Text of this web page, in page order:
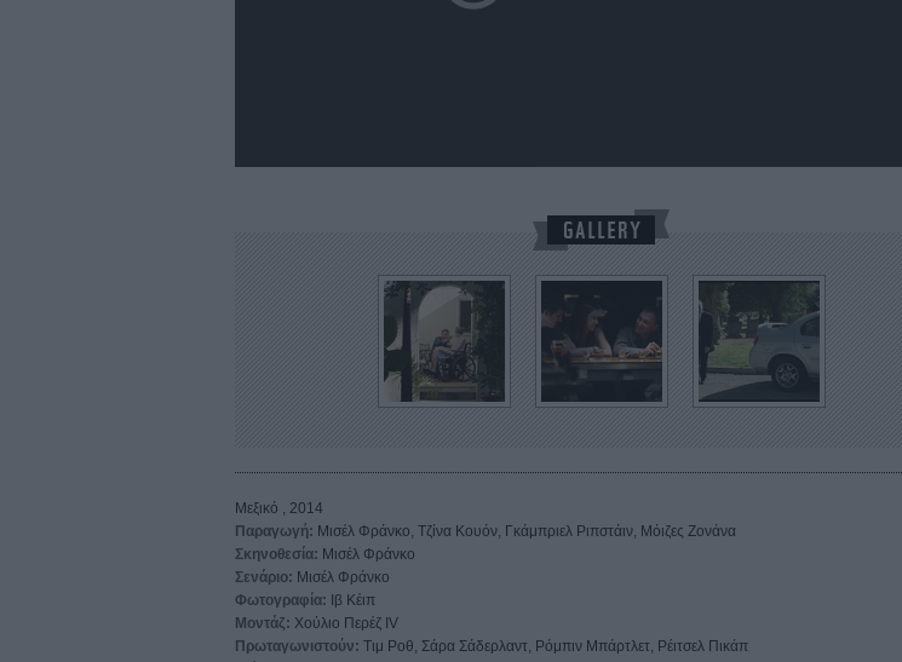
Μεξικό , 2014
Παραγωγή: Μισέλ Φράνκο, Τζίνα Κουόν, Γκάμπριελ Ριπστάιν, Μόιζες Ζονάνα
Σκηνοθεσία: Μισέλ Φράνκο
Σενάριο: Μισέλ Φράνκο
Φωτογραφία: Ιβ Κέιπ
Μοντάζ: Χούλιο Περέζ IV
Πρωταγωνιστούν: Τιμ Ροθ, Σάρα Σάδερλαντ, Ρόμπιν Μπάρτλετ, Ρέιτσελ Πικάπ